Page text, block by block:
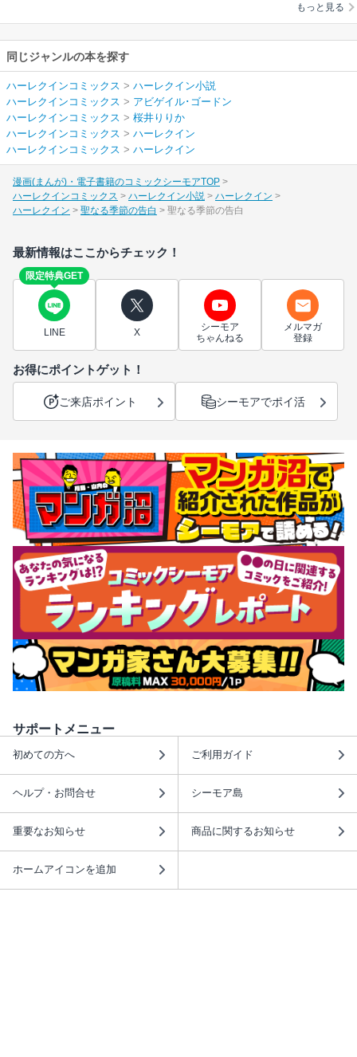
もっと見る
同じジャンルの本を探す
ハーレクインコミックス > ハーレクイン小説
ハーレクインコミックス > アビゲイル･ゴードン
ハーレクインコミックス > 桜井りりか
ハーレクインコミックス > ハーレクイン
ハーレクインコミックス > ハーレクイン
漫画(まんが)・電子書籍のコミックシーモアTOP
ハーレクインコミックス
ハーレクイン小説
ハーレクイン
ハーレクイン
聖なる季節の告白 聖なる季節の告白
最新情報はここからチェック！
限定特典GET
LINE X
シーモア
ちゃんねる
メルマガ
登録
お得にポイントゲット！
ご来店ポイント シーモアでポイ活
サポートメニュー
初めての方へ ご利用ガイド
ヘルプ・お問合せ シーモア島
重要なお知らせ 商品に関するお知らせ
ホームアイコンを追加